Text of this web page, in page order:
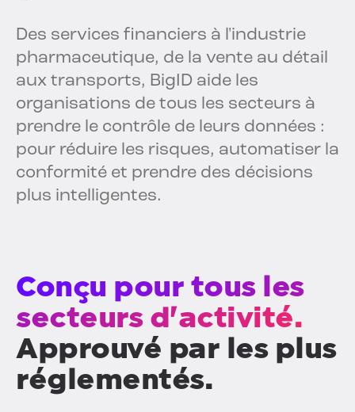
Des services financiers à l'industrie
pharmaceutique, de la vente au détail
aux transports, BigID aide les
organisations de tous les secteurs à
prendre le contrôle de leurs données :
pour réduire les risques, automatiser la
conformité et prendre des décisions
plus intelligentes.
Conçu pour tous les
secteurs d'activité.
Approuvé par les plus
réglementés.